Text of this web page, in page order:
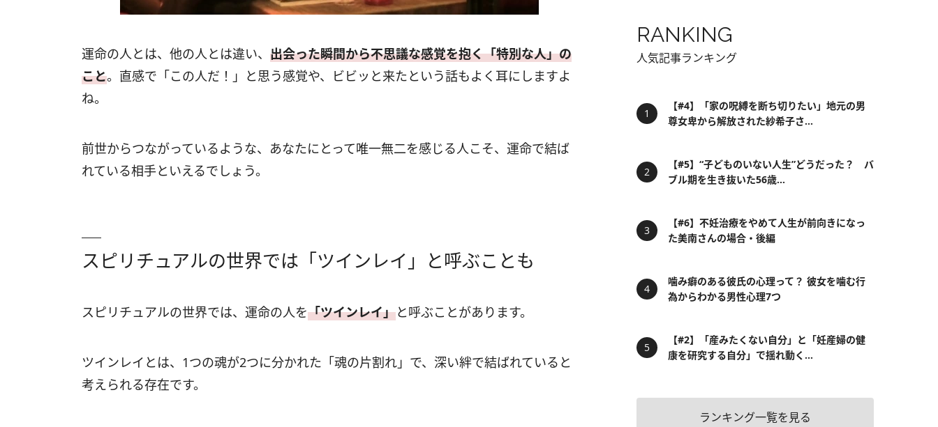
運命の人とは、他の人とは違い、 出会った瞬間から不思議な感覚を抱く「特別な人」の
こと。直感で「この人だ！」と思う感覚や、ビビッと来たという話もよく耳にしますよ
ね。
前世からつながっているような、あなたにとって唯一無二を感じる人こそ、運命で結ば
れている相手といえるでしょう。
スピリチュアルの世界では「ツインレイ」と呼ぶことも
スピリチュアルの世界では、運命の人を「ツインレイ」と呼ぶことがあります。
ツインレイとは、1つの魂が2つに分かれた「魂の片割れ」で、深い絆で結ばれていると
考えられる存在です。
RANKING
人気記事ランキング
【#4】「家の呪縛を断ち切りたい」地元の男
尊女卑から解放された紗希子さ...
【#5】“子どものいない人生”どうだった？ バ
ブル期を生き抜いた56歳...
【#6】不妊治療をやめて人生が前向きになっ
た美南さんの場合・後編
噛み癖のある彼氏の心理って？ 彼女を噛む行
為からわかる男性心理7つ
【#2】「産みたくない自分」と「妊産婦の健
康を研究する自分」で揺れ動く...
ランキング一覧を見る